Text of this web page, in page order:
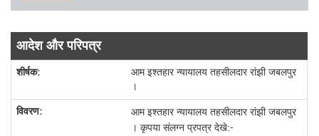
आदेश और परिपत्र
आम इश्तहार न्यायालय तहसीलदार रांझी जबलपुर
।
आम इश्तहार न्यायालय तहसीलदार रांझी जबलपुर
। कृपया संलग्न प्रपत्र देखे:-